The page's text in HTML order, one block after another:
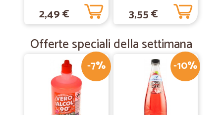
2,49 € 3,55 €
Offerte speciali della settimana
-7% -10%